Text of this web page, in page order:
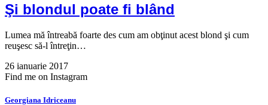
Şi blondul poate fi blând
Lumea mă întreabă foarte des cum am obţinut acest blond şi cum
reuşesc să-l întreţin…
26 ianuarie 2017
Find me on Instagram
Georgiana Idriceanu